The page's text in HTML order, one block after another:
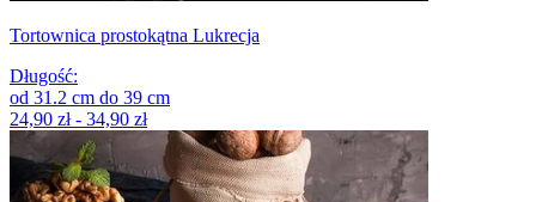
Tortownica prostokątna Lukrecja
Długość:
od 31.2 cm do 39 cm
24,90 zł - 34,90 zł